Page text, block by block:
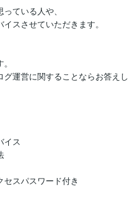
ている人や、
スさせていただきます。
運営に関することならお答えし
イス
スパスワード付き